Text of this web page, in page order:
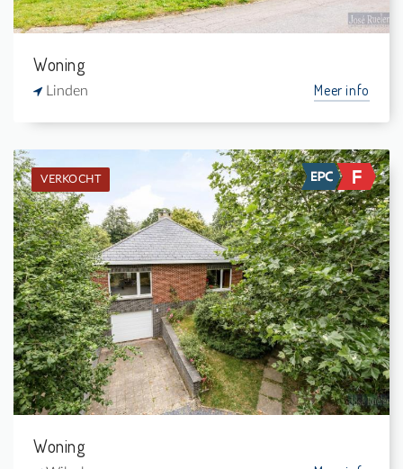
Woning
Linden Meer info
VERKOCHT
Verkocht: Eengezinswoning
4
720 m²
1
154 m²
Woning